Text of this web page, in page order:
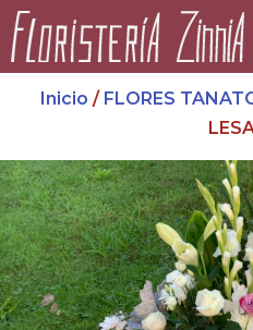
Inicio / FLORES